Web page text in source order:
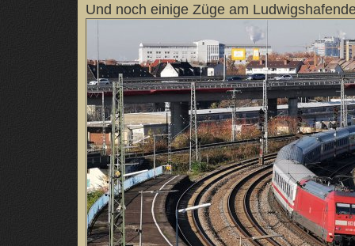
Und noch einige Züge am